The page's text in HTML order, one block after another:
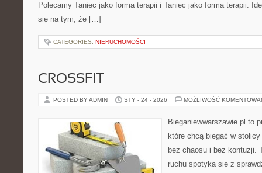
Polecamy Taniec jako forma terapii i Taniec jako forma terapii.
się na tym, że […]
CATEGORIES: NIERUCHOMOŚCI
CROSSFIT
POSTED BY ADMIN STY - 24 - 2026 MOŻLIWOŚĆ
Bieganiewwarszawie.pl to
które chcą biegać w
bez chaosu i bez kontuzji.
ruchu spotyka się z